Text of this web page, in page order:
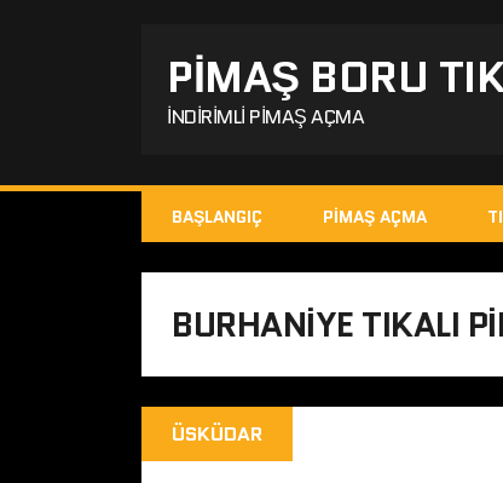
PIMAŞ BORU
İNDIRIMLI PIMAŞ AÇMA
BAŞLANGIÇ PIMAŞ AÇMA
BURHANIYE TIKALI
ÜSKÜDAR